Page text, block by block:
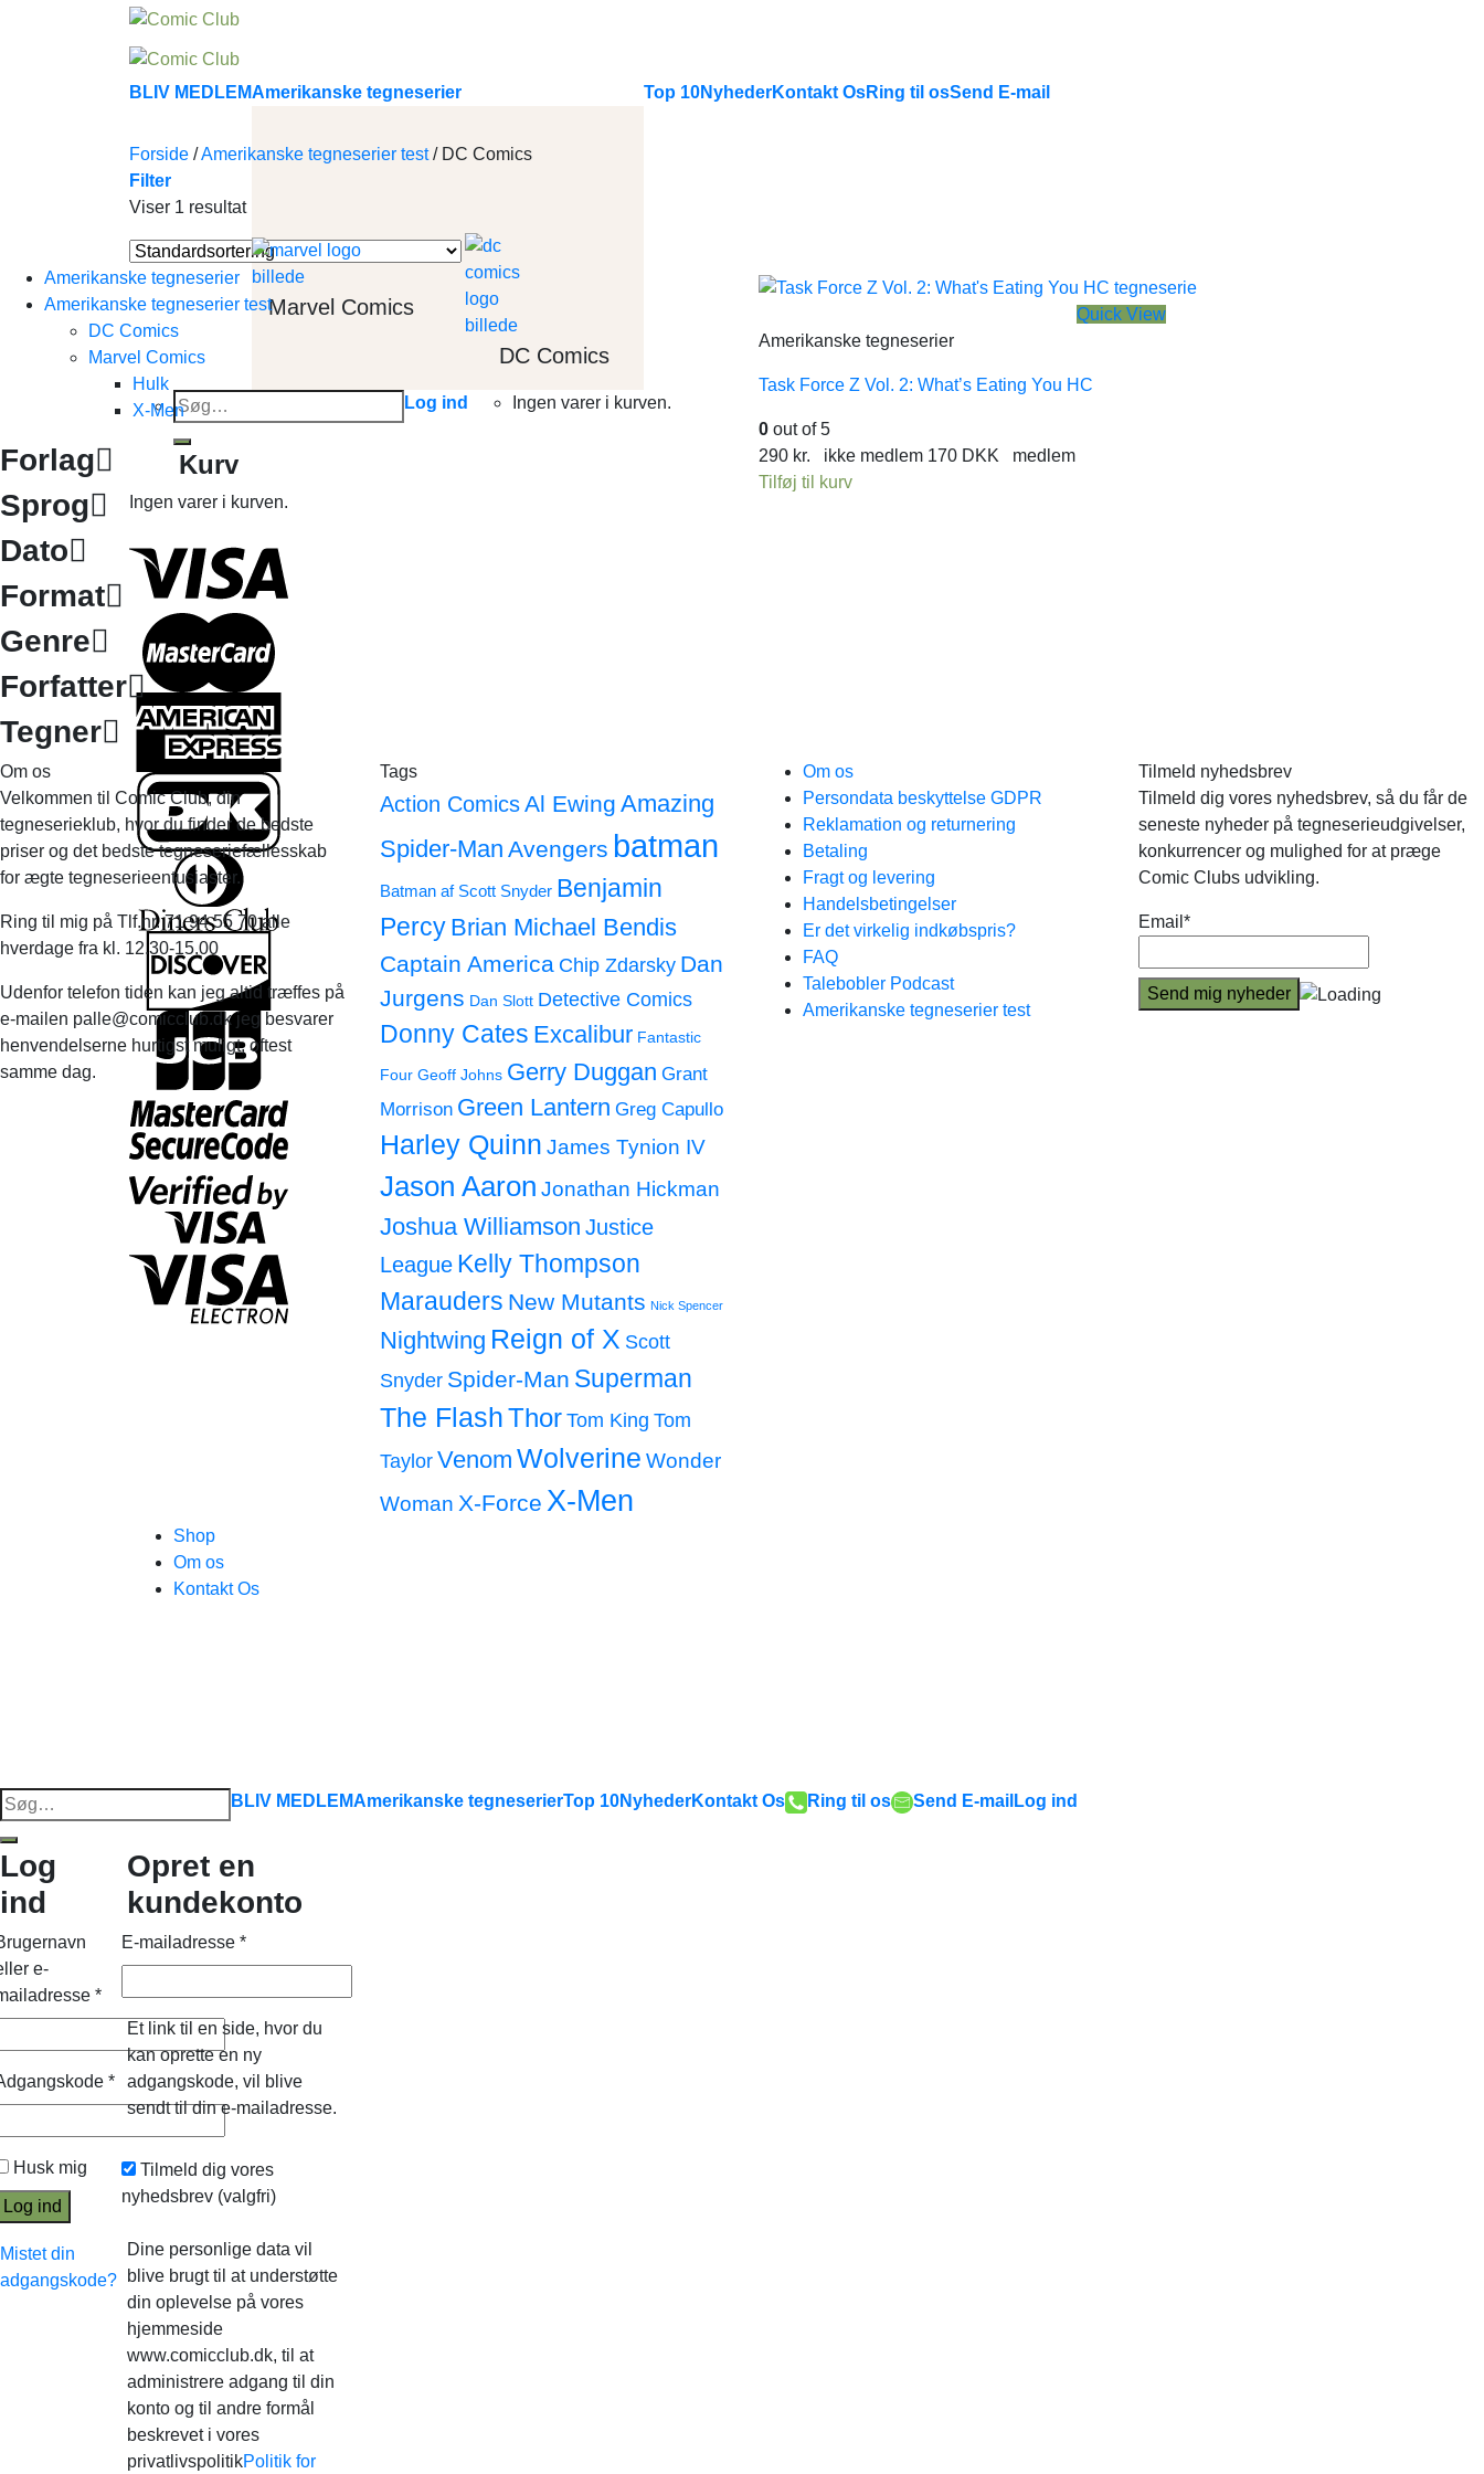
BLIV MEDLEMAmerikanske tegneserier
Marvel Comics
DC Comics
Top 10NyhederKontakt OsRing til osSend E-mail
Søg
efter:
Log ind Ingen varer i kurven.
Kurv
Ingen varer i kurven.
Forside /Amerikanske tegneserier test /DC Comics
Filter
Viser 1 resultat
Amerikanske tegneserier
Amerikanske tegneserier test
DC Comics
Marvel Comics
Hulk
X-Men
Forlag
Sprog
Dato
Format
Genre
Forfatter
Tegner
Quick View
Amerikanske tegneserier
Task Force Z Vol. 2: What’s Eating You HC
0 out of 5
290 kr. ikke medlem 170 DKK medlem
Tilføj til kurv
Om os
Velkommen til Comic Club, din
tegneserieklub, hvor du finder de bedste
priser og det bedste tegneseriefællesskab
for ægte tegneserieentusiaster.
Ring til mig på Tlf.nr. 71 94 55 70 alle
hverdage fra kl. 12.30-15.00
Udenfor telefon tiden kan jeg altid træffes på
e-mailen palle@comicclub.dk jeg besvarer
henvendelserne hurtigst muligt, oftest
samme dag.
Tags
Action Comics Al Ewing Amazing
Spider-Man Avengers batman
Batman af Scott Snyder Benjamin
Percy Brian Michael Bendis
Captain America Chip Zdarsky Dan
Jurgens Dan Slott Detective Comics
Donny Cates Excalibur Fantastic
Four Geoff Johns Gerry Duggan Grant
Morrison Green Lantern Greg Capullo
Harley Quinn James Tynion IV
Jason Aaron Jonathan Hickman
Joshua Williamson Justice
League Kelly Thompson
Marauders New Mutants Nick Spencer
Nightwing Reign of X Scott
Snyder Spider-Man Superman
The FlashThor Tom King Tom
Taylor Venom Wolverine Wonder
Woman X-Force X-Men
Om os
Persondata beskyttelse GDPR
Reklamation og returnering
Betaling
Fragt og levering
Handelsbetingelser
Er det virkelig indkøbspris?
FAQ
Talebobler Podcast
Amerikanske tegneserier test
Tilmeld nyhedsbrev
Tilmeld dig vores nyhedsbrev, så du får de
seneste nyheder på tegneserieudgivelser,
konkurrencer og mulighed for at præge
Comic Clubs udvikling.
Email*
Shop
Om os
Kontakt Os
Søg
efter:
BLIV MEDLEMAmerikanske tegneserierTop 10NyhederKontakt Os Ring til os Send E-mail Log ind
Log
ind
e-
*
*
Husk mig
Log ind
Mistet din
adgangskode?
Opret en
kundekonto
E-mailadresse *
Et link til en side, hvor du
kan oprette en ny
adgangskode, vil blive
sendt til din e-mailadresse.
Tilmeld dig vores
nyhedsbrev (valgfri)
Dine personlige data vil
blive brugt til at understøtte
din oplevelse på vores
hjemmeside
www.comicclub.dk, til at
administrere adgang til din
konto og til andre formål
beskrevet i vores
privatlivspolitikPolitik for